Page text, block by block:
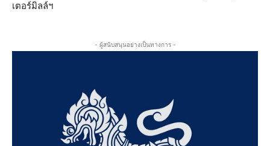
เตอร์มิลล์ฯ
- ผู้สนับสนุนอย่างเป็นทางการ -